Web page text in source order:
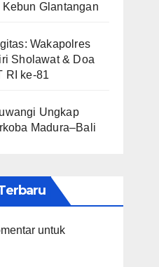
Kebun Glantangan
Wakapolres
Sholawat & Doa
RI ke-81
Ungkap
Madura–Bali
untuk